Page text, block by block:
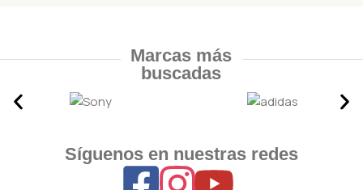
Marcas más
buscadas
Síguenos en nuestras redes